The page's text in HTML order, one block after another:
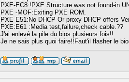
PXE-EC8:!PXE Structure was not found-in
PXE -MOF:Exiting PXE ROM.
PXE-E51:No DHCP-Or proxy DHCP offers
PXE:E61 :Media test,failure,check cable.??
J'ai enlevé la pile du bios plusieurs fois!!
Je ne sais plus quoi faire!!Faut'il flasher le